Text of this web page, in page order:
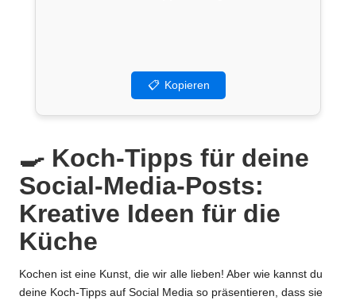
📋 Kopieren
🍳 Koch-Tipps für deine
Social-Media-Posts:
Kreative Ideen für die
Küche
Kochen ist eine Kunst, die wir alle lieben! Aber wie kannst du
deine Koch-Tipps auf Social Media so präsentieren, dass sie